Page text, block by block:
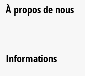
À propos de nous
Informations